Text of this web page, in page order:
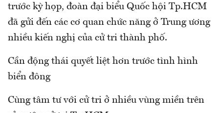
trước kỳ họp, đoàn đại biểu Quốc hội Tp.HCM
đã gửi đến các cơ quan chức năng ở Trung ương
nhiều kiến nghị của cử tri thành phố.
Cần động thái quyết liệt hơn trước tình hình
biển đông
Cùng tâm tư với cử tri ở nhiều vùng miền trên